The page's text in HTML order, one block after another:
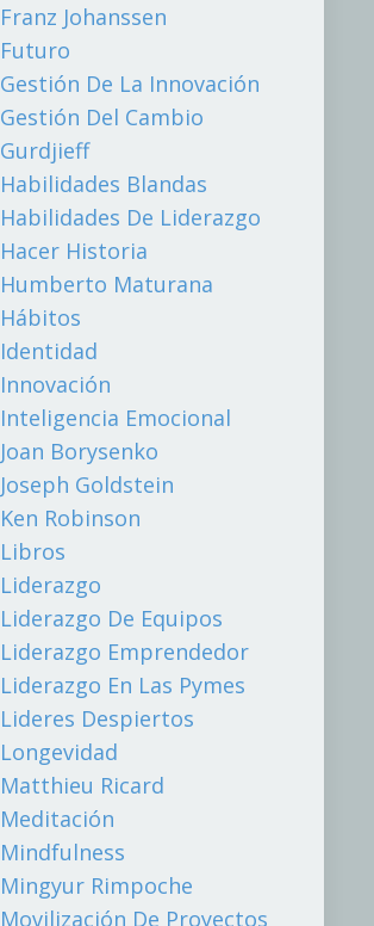
Franz Johanssen
Futuro
Gestión De La Innovación
Gestión Del Cambio
Gurdjieff
Habilidades Blandas
Habilidades De Liderazgo
Hacer Historia
Humberto Maturana
Hábitos
Identidad
Innovación
Inteligencia Emocional
Joan Borysenko
Joseph Goldstein
Ken Robinson
Libros
Liderazgo
Liderazgo De Equipos
Liderazgo Emprendedor
Liderazgo En Las Pymes
Lideres Despiertos
Longevidad
Matthieu Ricard
Meditación
Mindfulness
Mingyur Rimpoche
Movilización De Proyectos